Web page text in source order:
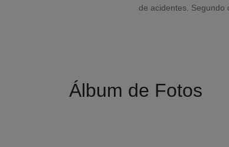
de acidentes. Segundo
Álbum de Fotos